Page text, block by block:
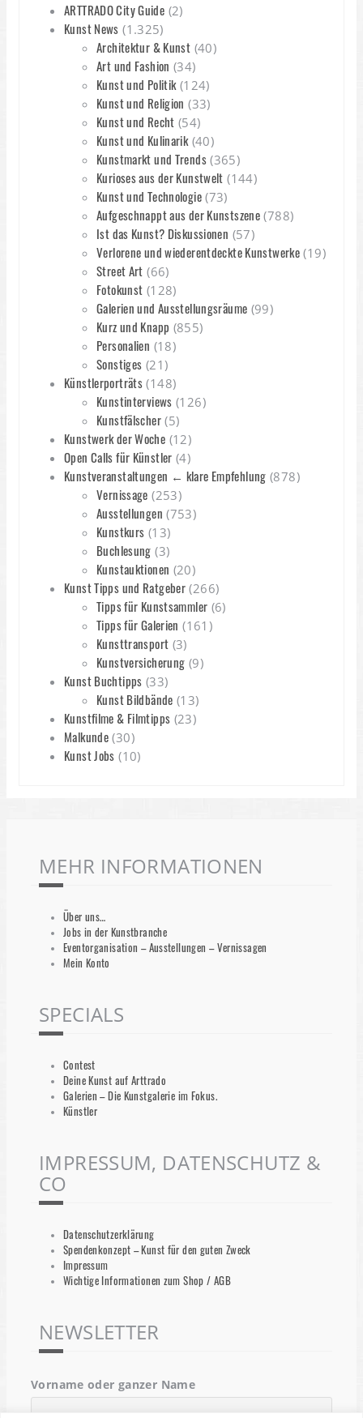
ARTTRADO City Guide (2)
Kunst News (1.325)
Architektur & Kunst (40)
Art und Fashion (34)
Kunst und Politik(124)
Kunst und Religion (33)
Kunst und Recht (54)
Kunst und Kulinarik(40)
Kunstmarkt und Trends(365)
Kurioses aus der Kunstwelt (144)
Kunst und Technologie(73)
Aufgeschnappt aus der Kunstszene (788)
Ist das Kunst? Diskussionen (57)
Verlorene und wiederentdeckte Kunstwerke (19)
Street Art (66)
Fotokunst (128)
Galerien und Ausstellungsräume (99)
Kurz und Knapp (855)
Personalien (18)
Sonstiges (21)
Künstlerporträts (148)
Kunstinterviews (126)
Kunstfälscher(5)
Kunstwerk der Woche (12)
Open Calls für Künstler (4)
Kunstveranstaltungen ← klare Empfehlung (878)
Vernissage (253)
Ausstellungen (753)
Kunstkurs (13)
Buchlesung (3)
Kunstauktionen (20)
Kunst Tipps und Ratgeber (266)
Tipps für Kunstsammler (6)
Tipps für Galerien (161)
Kunsttransport (3)
Kunstversicherung (9)
Kunst Buchtipps (33)
Kunst Bildbände (13)
Kunstfilme & Filmtipps (23)
Malkunde (30)
Kunst Jobs (10)
MEHR INFORMATIONEN
Über uns…
Jobs in der Kunstbranche
Eventorganisation – Ausstellungen – Vernissagen
Mein Konto
SPECIALS
Contest
Deine Kunst auf Arttrado
Galerien – Die Kunstgalerie im Fokus.
Künstler
IMPRESSUM, DATENSCHUTZ &
CO
Datenschutzerklärung
Spendenkonzept – Kunst für den guten Zweck
Impressum
Wichtige Informationen zum Shop / AGB
NEWSLETTER
Vorname oder ganzer Name